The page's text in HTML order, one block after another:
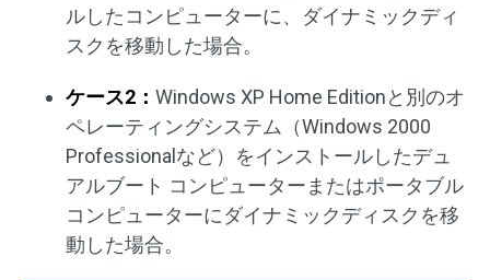
ルしたコンピューターに、ダイナミックディ
スクを移動した場合。
ケース2： Windows XP Home Editionと別のオ
ペレーティングシステム（Windows 2000
Professionalなど）をインストールしたデュ
アルブート コンピューターまたはポータブル
コンピューターにダイナミックディスクを移
動した場合。